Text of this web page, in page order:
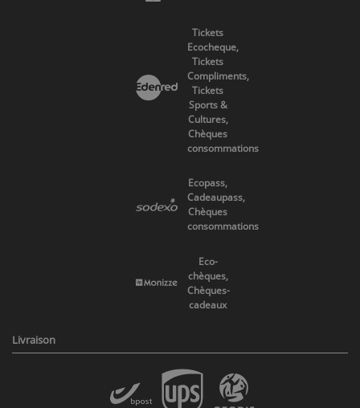
Tickets
Ecocheque,
Tickets
Compliments,
Tickets
Sports &
Cultures,
Chèques
consommations
Ecopass,
Cadeaupass,
Chèques
consommations
Eco-
chèques,
Chèques-
cadeaux
Livraison